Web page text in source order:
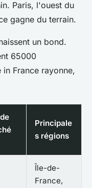
Paris, l'ouest du
gagne du terrain.
un bond.
65000
France rayonne,
Principale
s régions
Île-de-
France,